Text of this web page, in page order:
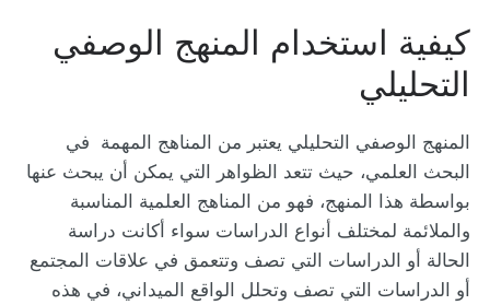
كيفية استخدام المنهج الوصفي
التحليلي
المنهج الوصفي التحليلي يعتبر من المناهج المهمة في
البحث العلمي، حيث تتعد الظواهر التي يمكن أن يبحث عنها
بواسطة هذا المنهج، فهو من المناهج العلمية المناسبة
والملائمة لمختلف أنواع الدراسات سواء أكانت دراسة
الحالة أو الدراسات التي تصف وتتعمق في علاقات المجتمع
أو الدراسات التي تصف وتحلل الواقع الميداني، في هذه